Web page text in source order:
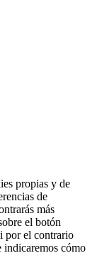
propias y de
de
más
el botón
por el contrario
indicaremos cómo